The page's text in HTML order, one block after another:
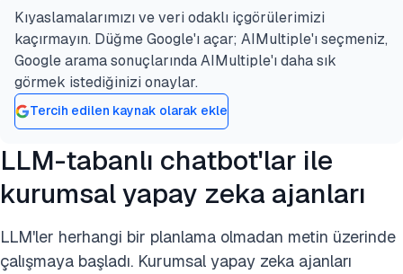
Kıyaslamalarımızı ve veri odaklı içgörülerimizi
kaçırmayın. Düğme Google'ı açar; AIMultiple'ı seçmeniz,
Google arama sonuçlarında AIMultiple'ı daha sık
görmek istediğinizi onaylar.
Tercih edilen kaynak olarak ekle
LLM-tabanlı chatbot'lar ile
kurumsal yapay zeka ajanları
LLM'ler herhangi bir planlama olmadan metin üzerinde
çalışmaya başladı. Kurumsal yapay zeka ajanları